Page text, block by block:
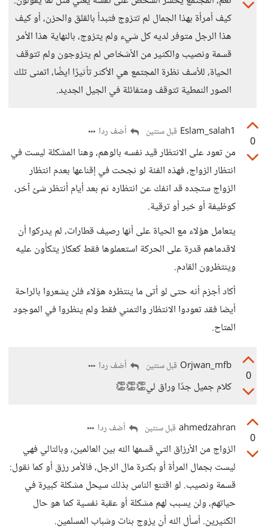
كيف أمرأة بهذا الجمال لم تتزوج فتبدأ بالقلق والحزن، أو كيف
هذا الرجل متوفر لديه كل شيء ولم يتزوج، بالنهاية هذا الأمر
قسمة ونصيب والكثير من الأشخاص لم يتزوجون ولم تتوقف
الحياة، للأسف نظرة المجتمع هي الأكثر تأثيرًا ايضًا، اتمنى تلك
الصور النمطية تتوقف ومتفائلة في الجيل الجديد.
0
Eslam_salah1 قبل سنتين أضف ردا
من تعود على الانتظار قيد نفسه بالوهم، وهنا المشكلة ليست في
انتظار الزواج، فهذه الفئة لو نجحت في إقناعها بعدم انتظار
الزواج ستجده قد انفك عن انتظاره ثم بعد أيام أنتظر شئ آخر،
كوظيفة أو خبر أو ترقية.
يتعامل هؤلاء مع الحياة على أنها رصيف قطارات، لم يدركوا أن
لاقدماهم قدرة على الحركة استعملوها فقط كعكاز يتكأون عليه
وينتظرون القادم.
أكاد أجزم أنه حتى لو أتى ما ينتظره هؤلاء فلن يشعروا بالراحة
أيضا فقد تعودوا الانتظار والتمني فقط ولم ينظروا في الموجود
المتاح.
0
Orjwan_mfb قبل سنتين أضف ردا
كلام جميل جدًا وراق لي👏👏👏
0
ahmedzahran قبل سنتين أضف ردا
الزواج من الأرزاق التي قسمها الله بين العالمين، وبالتالي فهي
ليست بجمال المرأة أو بكثرة مال الرجل، فالأمر رزق أو كما نقول:
قسمة ونصيب. لو اقتنع الناس بذلك سيحل مشكلة كبيرة في
حياتهم، ولن يسبب لهم مشكلة أو عقبة نفسية كما هو حال
الكثيرين. أسأل الله أن يزوج بنات وشباب المسلمين.